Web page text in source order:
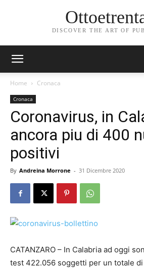
DISCOVER THE ART OF
Home Cronaca
Cronaca
Coronavirus, in
ancora piu di 400
positivi
By Andreina Morrone - 31 Dicembre 2020
CATANZARO – In Calabria ad oggi
test 422.056 soggetti per un totale